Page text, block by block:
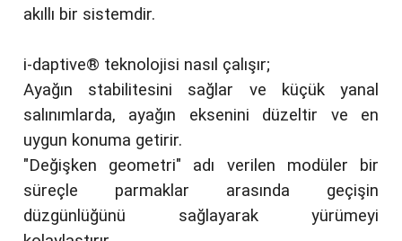
akıllı bir sistemdir.
i-daptive® teknolojisi nasıl çalışır;
Ayağın stabilitesini sağlar ve küçük yanal
salınımlarda, ayağın eksenini düzeltir ve en
uygun konuma getirir.
"Değişken geometri" adı verilen modüler bir
süreçle parmaklar arasında geçişin
düzgünlüğünü sağlayarak yürümeyi